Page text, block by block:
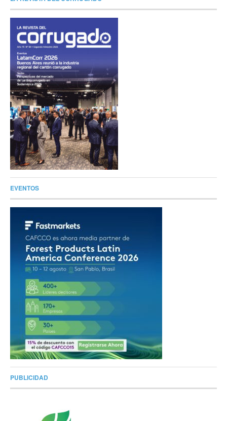
EVENTOS
PUBLICIDAD